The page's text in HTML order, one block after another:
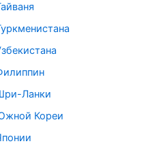
Ланки
Кореи